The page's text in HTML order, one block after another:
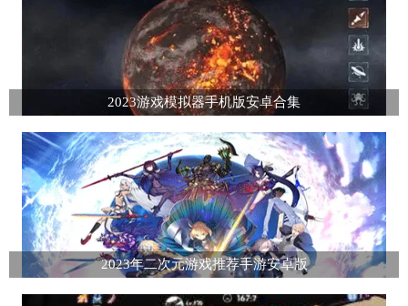
2023游戏模拟器手机版安卓合集
2023年二次元游戏推荐手游安卓版